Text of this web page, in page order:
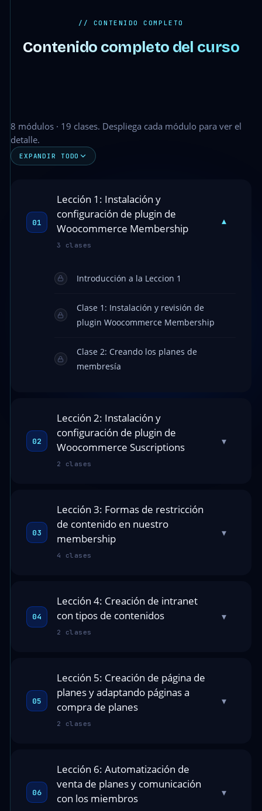
// CONTENIDO COMPLETO
Contenido completo del curso
8 módulos · 19 clases. Despliega cada módulo para ver el
detalle.
EXPANDIR TODO
01
Lección 1: Instalación y
configuración de plugin de
Woocommerce Membership
3 clases
▾
Introducción a la Leccion 1
Clase 1: Instalación y revisión de
plugin Woocommerce Membership
Clase 2: Creando los planes de
membresía
02
Lección 2: Instalación y
configuración de plugin de
Woocommerce Suscriptions
2 clases
▾
03
Lección 3: Formas de restricción
de contenido en nuestro
membership
4 clases
▾
04
Lección 4: Creación de intranet
con tipos de contenidos
2 clases
▾
05
Lección 5: Creación de página de
planes y adaptando páginas a
compra de planes
2 clases
▾
06
Lección 6: Automatización de
venta de planes y comunicación
con los miembros
▾